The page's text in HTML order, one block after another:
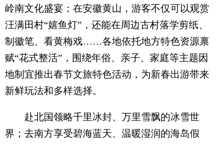
岭南文化盛宴；在安徽黄山，游客不仅可以观赏
汪满田村“嬉鱼灯”，还能在周边古村落学剪纸、
制徽笔、看黄梅戏……各地依托地方特色资源禀
赋“花式整活”，围绕年俗、亲子、家庭等主题因
地制宜推出春节文旅特色活动，为新春出游带来
新鲜玩法和多样选择。
赴北国领略千里冰封、万里雪飘的冰雪世
界；去南方享受碧海蓝天、温暖湿润的海岛假